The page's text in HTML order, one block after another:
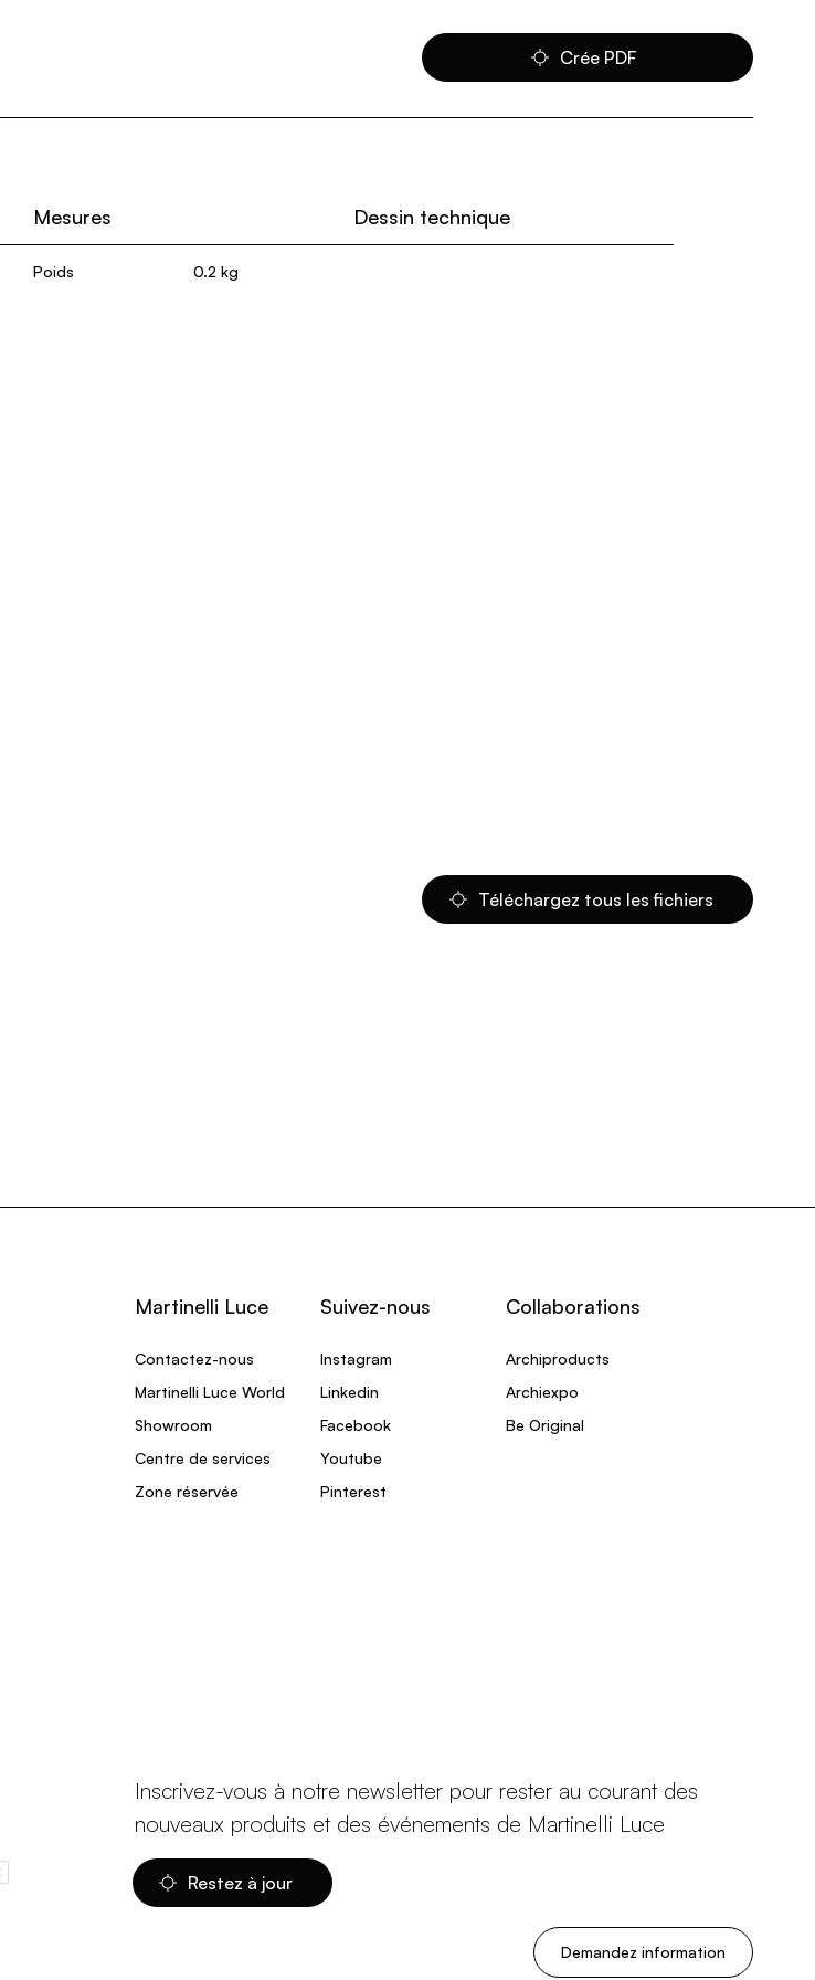
Crée PDF
Mesures
Poids 0.2 kg
Dessin technique
Téléchargez tous les fichiers
Demandez information
Martinelli Luce
Contactez-nous
Martinelli Luce World
Showroom
Centre de services
Zone réservée
Suivez-nous
Instagram
Linkedin
Facebook
Youtube
Pinterest
Collaborations
Archiproducts
Archiexpo
Be Original
Inscrivez-vous à notre newsletter pour rester au courant des
nouveaux produits et des événements de Martinelli Luce
Restez à jour